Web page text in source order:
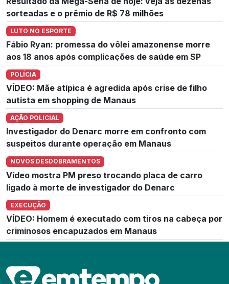
sorteadas e o prêmio de R$ 78 milhões
LUTO NO ESPORTE
Fábio Ryan: promessa do vôlei amazonense morre
aos 18 anos após complicações de saúde em SP
POLÍCIA
VÍDEO: Mãe atípica é agredida após crise de filho
autista em shopping de Manaus
AÇÃO POLICIAL
Investigador do Denarc morre em confronto com
suspeitos durante operação em Manaus
NOVOS DESDOBRAMENTOS
Vídeo mostra PM preso trocando placa de carro
ligado à morte de investigador do Denarc
EXECUÇÃO
VÍDEO: Homem é executado com tiros na cabeça por
criminosos encapuzados em Manaus